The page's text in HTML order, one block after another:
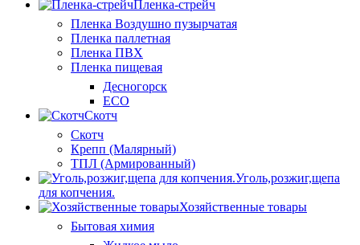
Пленка-стрейч
Пленка Воздушно пузырчатая
Пленка паллетная
Пленка ПВХ
Пленка пищевая
Десногорск
ECO
Скотч
Скотч
Крепп (Малярный)
ТПЛ (Армированный)
Уголь,розжиг,щепа
для копчения.
Хозяйственные товары
Бытовая химия